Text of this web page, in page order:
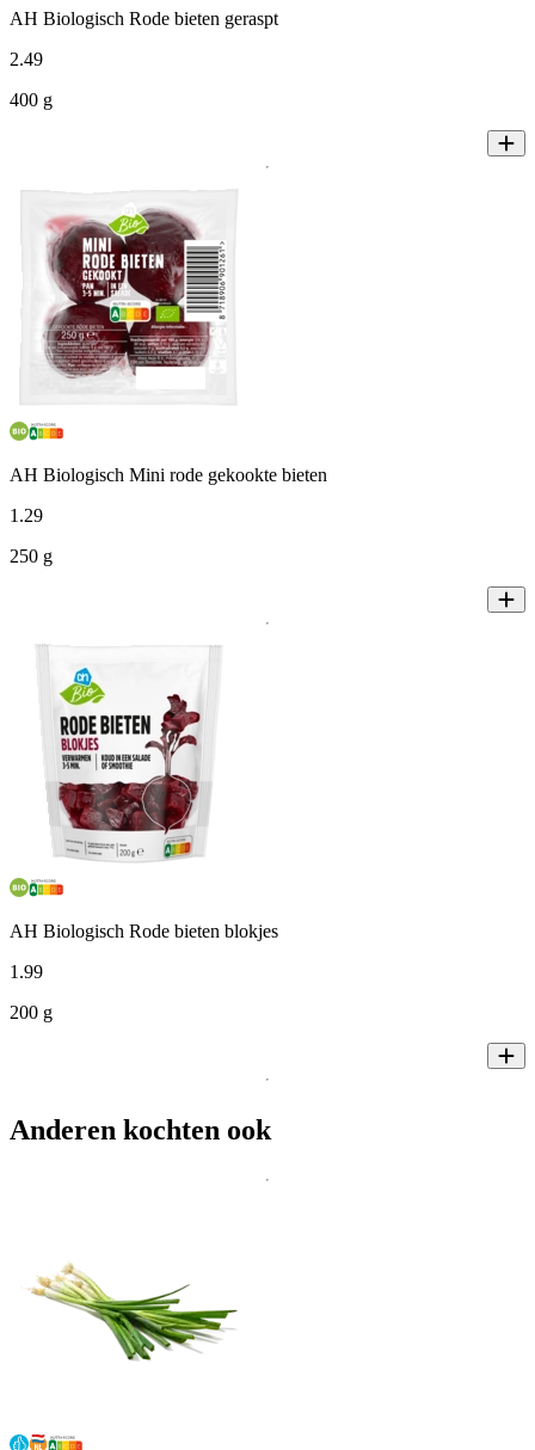
AH Biologisch Rode bieten geraspt
2.49
400 g
AH Biologisch Mini rode gekookte bieten
1 .29
250 g
AH Biologisch Rode bieten blokjes
1 .99
200 g
Anderen kochten ook